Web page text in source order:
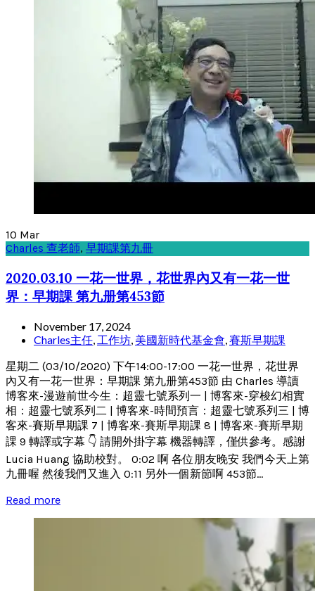
10 Mar
Charles 查老師, 早期課第九冊
2020.03.10 一花一世界，花世界內又有一花一世
界：早期課 第九册第453節
November 17, 2024
Charles主任 工作坊 美國新時代基金會 賽斯早期課
星期二 (03/10/2020) 下午14:00-17:00 一花一世界，花世界
內又有一花一世界：早期課 第九册第453節 由 Charles 導讀
博客來-漫遊前世今生：超靈七號系列一 | 博客來-穿梭幻相實
相：超靈七號系列二 | 博客來-時間預言：超靈七號系列三 | 博
客來-賽斯早期課 7 | 博客來-賽斯早期課 8 | 博客來-賽斯早期
課 9 轉譯或字幕 👇 請開外掛字幕 機器轉譯，僅供參考。感謝
Lucia Huang 協助校對。 0:02 啊 各位朋友晚安 我們今天上第
九冊喔 然後我們又進入 0:11 另外一個新節啊 453節...
Read more